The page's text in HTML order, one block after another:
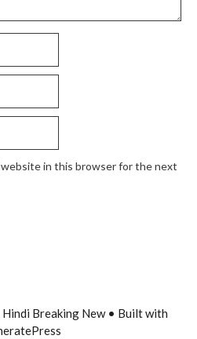
website in this browser for the next
Breaking New• Built with